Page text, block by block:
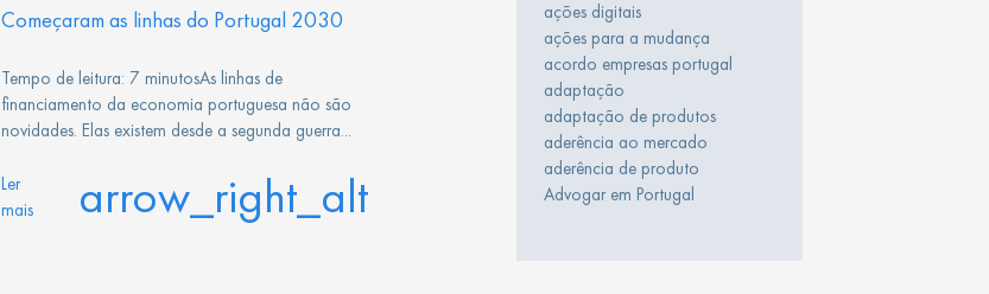
Começaram as linhas do Portugal 2030
Tempo de leitura: 7 minutosAs linhas de
financiamento da economia portuguesa não são
novidades. Elas existem desde a segunda guerra...
Ler
mais
arrow_right_alt
ações digitais
ações para a mudança
acordo empresas portugal
adaptação
adaptação de produtos
aderência ao mercado
aderência de produto
Advogar em Portugal